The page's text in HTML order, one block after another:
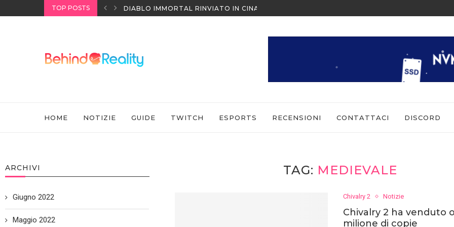
TOP POSTS
SONY DIABLO IMMORTAL RINVIATO IN CINA ALL’ULTIMO MOMENTO
HOME NOTIZIE GUIDE TWITCH ESPORTS RECENSIONI CONTATTACI DISCORD
TAG: MEDIEVALE
Chivalry 2 Notizie
Chivalry 2 ha venduto
milione di copie
ARCHIVI
Giugno 2022
Maggio 2022